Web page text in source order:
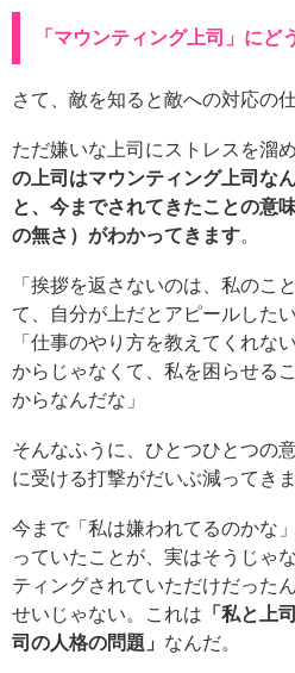
「マウンティング上司」にど
さて、敵を知ると敵への対応の
ただ嫌いな上司にストレスを溜
の上司はマウンティング上司な
と、今までされてきたことの意
の無さ）がわかってきます。
「挨拶を返さないのは、私のこ
て、自分が上だとアピールした
「仕事のやり方を教えてくれな
からじゃなくて、私を困らせる
からなんだな」
そんなふうに、ひとつひとつの
に受ける打撃がだいぶ減ってきま
今まで「私は嫌われてるのかな
っていたことが、実はそうじゃ
ティングされていただけだった
せいじゃない。これは 「私と上
司の人格の問題」 なんだ。